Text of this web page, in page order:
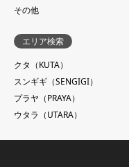
その他
エリア検索
クタ（KUTA）
スンギギ（SENGIGI）
プラヤ（PRAYA）
ウタラ（UTARA）